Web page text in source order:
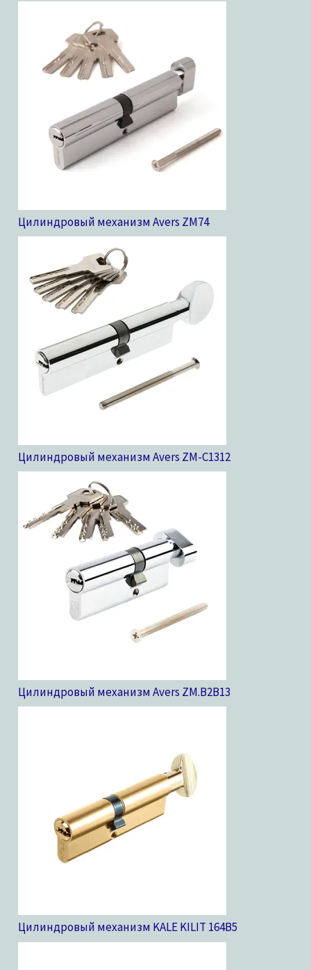
Цилиндровый механизм Avers ZM74
Цилиндровый механизм Avers ZM-C1312
Цилиндровый механизм Avers ZM.B2B13
Цилиндровый механизм KALE KILIT 164B5